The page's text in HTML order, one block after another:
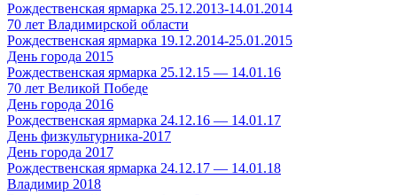
Рождественская ярмарка 25.12.2013-14.01.2014
70 лет Владимирской области
Рождественская ярмарка 19.12.2014-25.01.2015
День города 2015
Рождественская ярмарка 25.12.15 — 14.01.16
70 лет Великой Победе
День города 2016
Рождественская ярмарка 24.12.16 — 14.01.17
День физкультурника-2017
День города 2017
Рождественская ярмарка 24.12.17 — 14.01.18
Владимир 2018